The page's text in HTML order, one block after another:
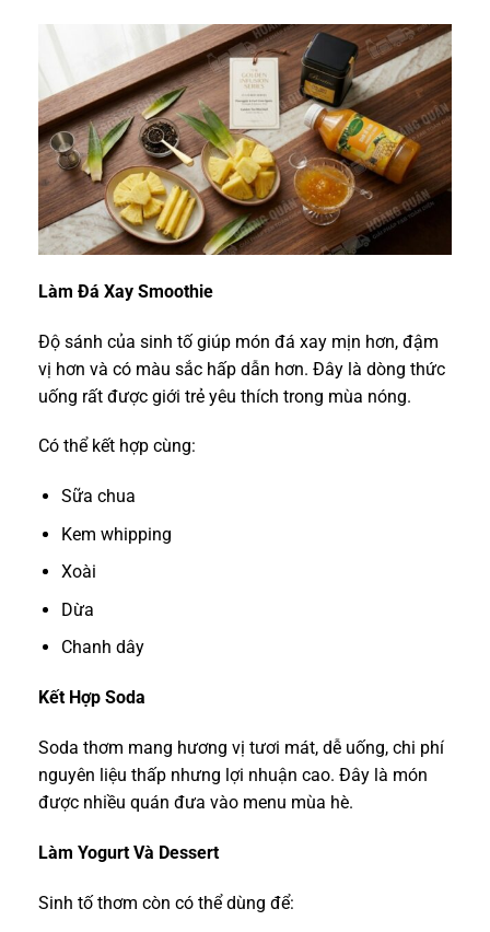
Làm Đá Xay Smoothie
Độ sánh của sinh tố giúp món đá xay mịn hơn, đậm
vị hơn và có màu sắc hấp dẫn hơn. Đây là dòng thức
uống rất được giới trẻ yêu thích trong mùa nóng.
Có thể kết hợp cùng:
Sữa chua
Kem whipping
Xoài
Dừa
Chanh dây
Kết Hợp Soda
Soda thơm mang hương vị tươi mát, dễ uống, chi phí
nguyên liệu thấp nhưng lợi nhuận cao. Đây là món
được nhiều quán đưa vào menu mùa hè.
Làm Yogurt Và Dessert
Sinh tố thơm còn có thể dùng để: